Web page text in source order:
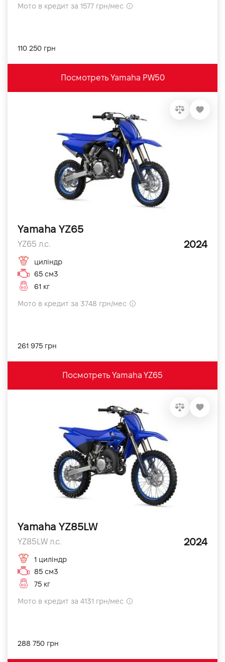
Мото в кредит за 1577 грн/мес
110 250 грн
Посмотреть Yamaha PW50
Yamaha YZ65
YZ65 л.с. 2024
циліндр
65 см3
61 кг
Мото в кредит за 3748 грн/мес
261 975 грн
Посмотреть Yamaha YZ65
Yamaha YZ85LW
YZ85LW л.с. 2024
1 циліндр
85 см3
75 кг
Мото в кредит за 4131 грн/мес
288 750 грн